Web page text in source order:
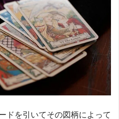
ドを引いてその図柄によって